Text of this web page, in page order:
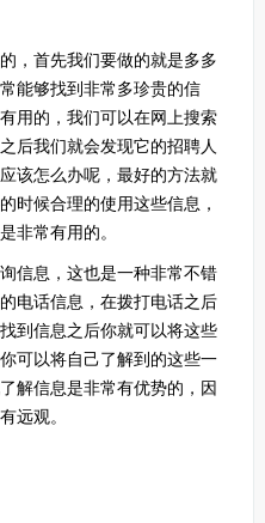
首先我们要做的就是多多
能够找到非常多珍贵的信
用的，我们可以在网上搜索
后我们就会发现它的招聘人
该怎么办呢，最好的方法就
时候合理的使用这些信息，
非常有用的。
息，这也是一种非常不错
电话信息，在拨打电话之后
到信息之后你就可以将这些
可以将自己了解到的这些一
解信息是非常有优势的，因
远观。